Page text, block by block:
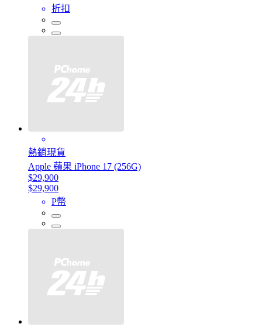
折扣
熱銷現貨
Apple 蘋果 iPhone 17 (256G)
$29,900
$29,900
P幣